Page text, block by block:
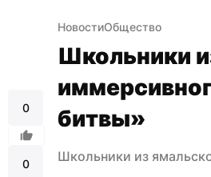
0
0
НовостиОбщество
Школьники
битвы»
Школьники из